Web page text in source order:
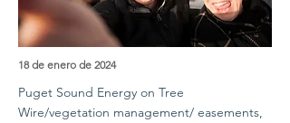
18 de enero de 2024
Puget Sound Energy on Tree
Wire/vegetation management/ easements,